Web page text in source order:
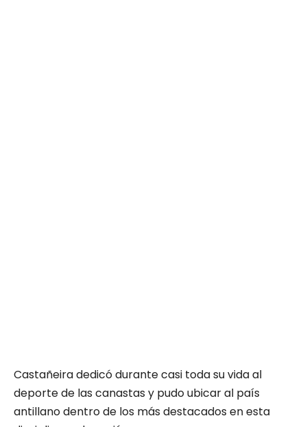
Castañeira dedicó durante casi toda su vida al
deporte de las canastas y pudo ubicar al país
antillano dentro de los más destacados en esta